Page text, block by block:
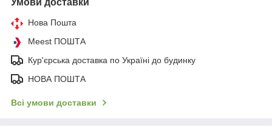
Умови доставки
Нова Пошта
Meest ПОШТА
Кур'єрська доставка по Україні до будинку
НОВА ПОШТА
Всі умови доставки